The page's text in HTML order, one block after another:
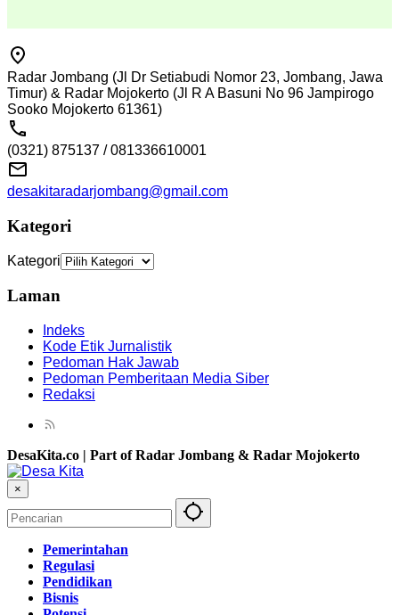
Radar Jombang (Jl Dr Setiabudi Nomor 23, Jombang, Jawa
Timur) & Radar Mojokerto (Jl R A Basuni No 96 Jampirogo
Sooko Mojokerto 61361)
(0321) 875137 / 081336610001
desakitaradarjombang@gmail.com
Kategori
Kategori
Laman
Indeks
Kode Etik Jurnalistik
Pedoman Hak Jawab
Pedoman Pemberitaan Media Siber
Redaksi
DesaKita.co | Part of Radar Jombang & Radar Mojokerto
×
Pemerintahan
Regulasi
Pendidikan
Bisnis